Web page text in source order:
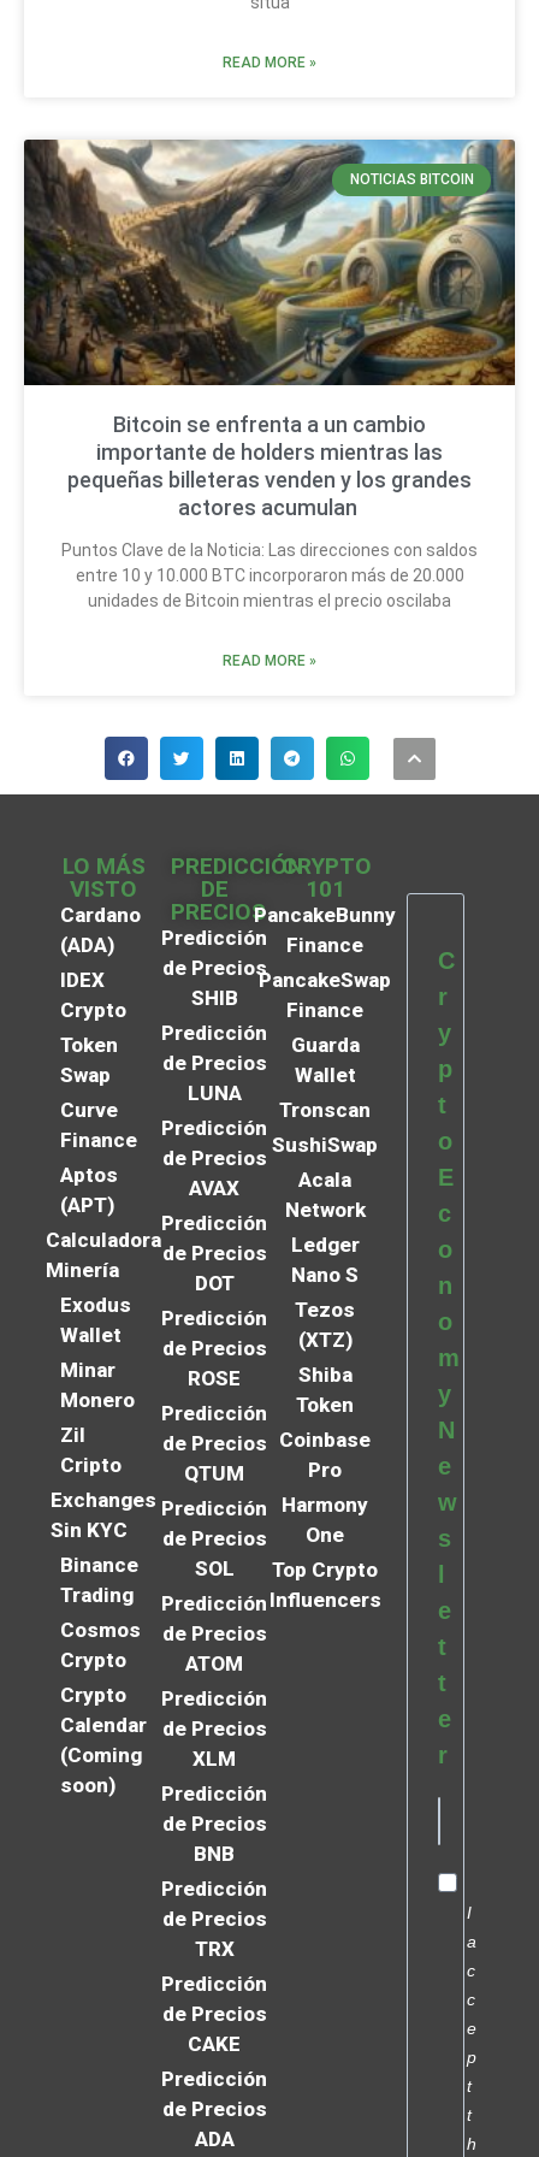
READ MORE »
NOTICIAS BITCOIN
Bitcoin se enfrenta a un cambio
importante de holders mientras las
pequeñas billeteras venden y los grandes
actores acumulan
Puntos Clave de la Noticia: Las direcciones con saldos
entre 10 y 10.000 BTC incorporaron más de 20.000
unidades de Bitcoin mientras el precio oscilaba
READ MORE »
LO MÁS
VISTO
Cardano
(ADA)
IDEX
Crypto
Token
Swap
Curve
Finance
Aptos
(APT)
Calculadora
Minería
Exodus
Wallet
Minar
Monero
Zil
Cripto
Exchanges
Sin KYC
Binance
Trading
Cosmos
Crypto
Crypto
Calendar
(Coming
soon)
PREDICCIÓN
DE
PRECIOS
Predicción
de Precios
SHIB
Predicción
de Precios
LUNA
Predicción
de Precios
AVAX
Predicción
de Precios
DOT
Predicción
de Precios
ROSE
Predicción
de Precios
QTUM
Predicción
de Precios
SOL
Predicción
de Precios
ATOM
Predicción
de Precios
XLM
Predicción
de Precios
BNB
Predicción
de Precios
TRX
Predicción
de Precios
CAKE
Predicción
de Precios
ADA
CRYPTO
101
PancakeBunny
Finance
PancakeSwap
Finance
Guarda
Wallet
Tronscan
SushiSwap
Acala
Network
Ledger
Nano S
Tezos
(XTZ)
Shiba
Token
Coinbase
Pro
Harmony
One
Top Crypto
Influencers
C
r
y
p
t
o
E
c
o
n
o
m
y
N
e
w
s
e
t
t
e
r
I
a
c
c
e
p
t
t
h